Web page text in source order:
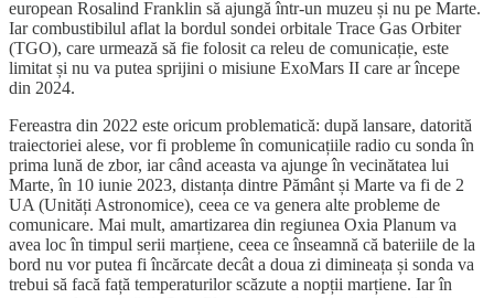
european Rosalind Franklin să ajungă într-un muzeu și nu pe Marte.
Iar combustibilul aflat la bordul sondei orbitale Trace Gas Orbiter
(TGO), care urmează să fie folosit ca releu de comunicație, este
limitat și nu va putea sprijini o misiune ExoMars II care ar începe
din 2024.
Fereastra din 2022 este oricum problematică: după lansare, datorită
traiectoriei alese, vor fi probleme în comunicațiile radio cu sonda în
prima lună de zbor, iar când aceasta va ajunge în vecinătatea lui
Marte, în 10 iunie 2023, distanța dintre Pământ și Marte va fi de 2
UA (Unități Astronomice), ceea ce va genera alte probleme de
comunicare. Mai mult, amartizarea din regiunea Oxia Planum va
avea loc în timpul serii marțiene, ceea ce înseamnă că bateriile de la
bord nu vor putea fi încărcate decât a doua zi dimineața și sonda va
trebui să facă față temperaturilor scăzute a nopții marțiene. Iar în